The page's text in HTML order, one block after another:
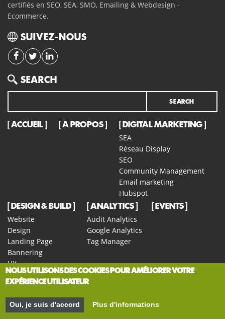
BE:+32 42 22 14 50
LU:+352 262 708 24
certifiés en SEO, SEA, SMO, Emailing & Webdesign -
Ecommerce.
SUIVEZ-NOUS
SEARCH
Search
ACCUEIL A PROPOS DIGITAL MARKETING
SEA
Réseau Display
SEO
Community Management
Email marketing
Hubspot
DESIGN & BUILD
Website
Design
Landing Page
Bannering
UX
A/B testing
ANALYTICS
Audit Analytics
Google Analytics
Tag Manager
EVENTS
NOUS UTILISONS DES COOKIES POUR AMÉLIORER VOTRE
EXPÉRIENCE UTILISATEUR
Oui, je suis d'accord Plus d'informations